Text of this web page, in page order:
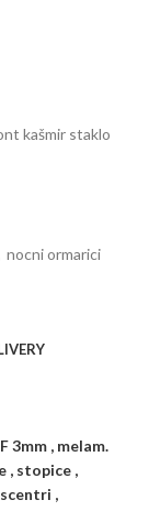
kašmir staklo
nocni ormarici
3mm , melam.
, stopice ,
,